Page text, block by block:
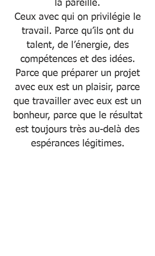
la pareille.
Ceux avec qui on privilégie le
travail. Parce qu’ils ont du
talent, de l’énergie, des
compétences et des idées.
Parce que préparer un projet
avec eux est un plaisir, parce
que travailler avec eux est un
bonheur, parce que le résultat
est toujours très au-delà des
espérances légitimes.